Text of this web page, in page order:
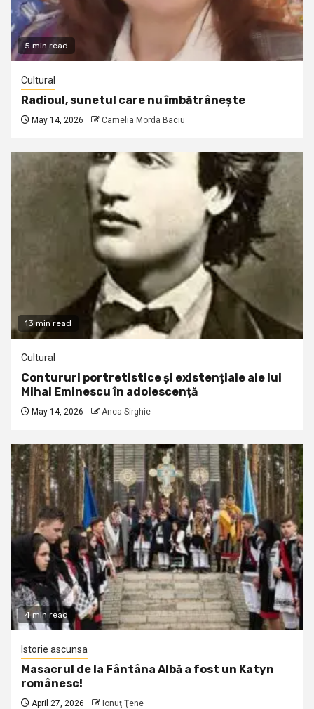
5 min read
Cultural
Radioul, sunetul care nu îmbătrânește
May 14, 2026 Camelia Morda Baciu
13 min read
Cultural
Contururi portretistice și existențiale ale lui
Mihai Eminescu în adolescență
May 14, 2026 Anca Sirghie
4 min read
Istorie ascunsa
Masacrul de la Fântâna Albă a fost un Katyn
românesc!
April 27, 2026 Ionuţ Ţene